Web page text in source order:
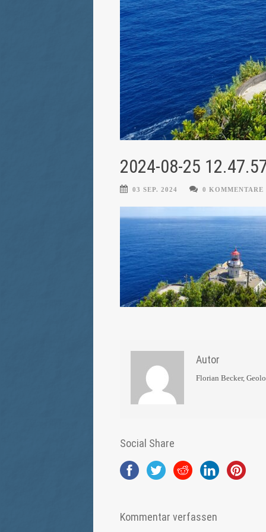
2024-08-25
03 SEP. 2024 0 KOMMENTARE
Autor
Florian Becker,
Social Share
Kommentar verfassen